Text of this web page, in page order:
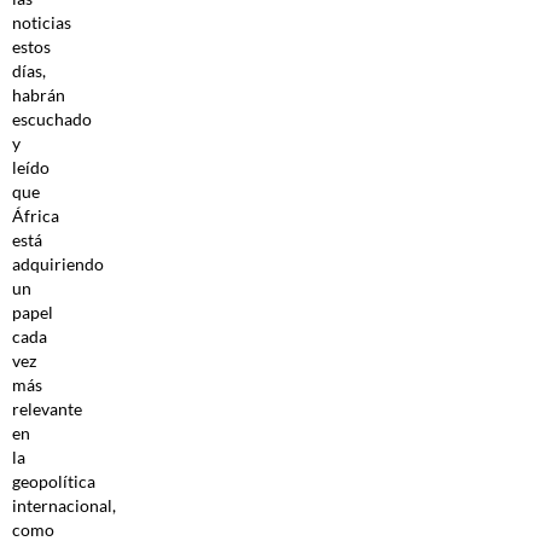
noticias
estos
días,
habrán
escuchado
y
leído
que
África
está
adquiriendo
un
papel
cada
vez
más
relevante
en
la
geopolítica
internacional,
como